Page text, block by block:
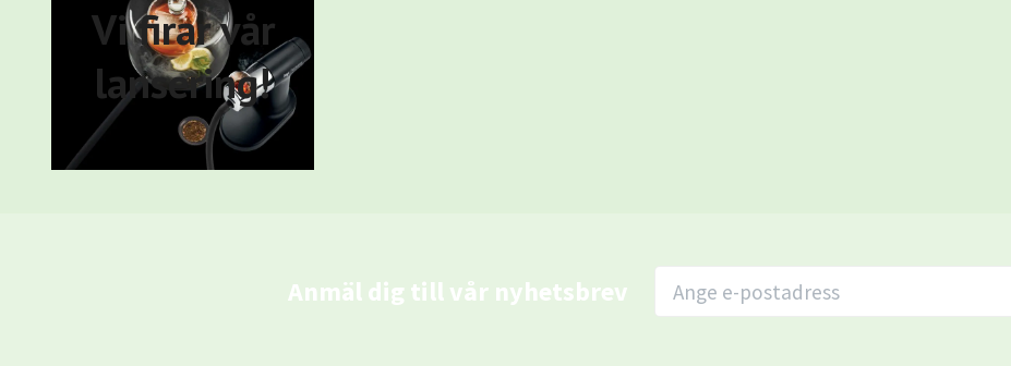
Vi firar vår
lansering!
Anmäl dig till vår nyhetsbrev